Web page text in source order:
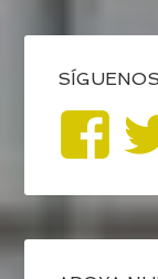
SÍGUENOS